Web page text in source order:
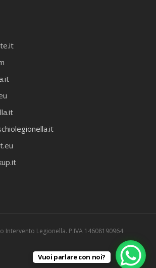
Intervento Legionella. P.IVA 14608190964
Vuoi parlare con noi?